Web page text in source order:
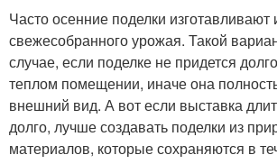
Часто осенние поделки изготавливают
свежесобранного урожая. Такой
случае, если поделке не придется
теплом помещении, иначе она
внешний вид. А вот если выставка
долго, лучше создавать поделки из
материалов, которые сохраняются в